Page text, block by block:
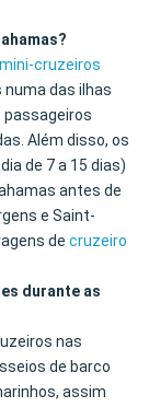
mini-cruzeiros
numa das ilhas
passageiros
Além disso, os
de 7 a 15 dias)
antes de
e Saint-
de cruzeiro
durante as
nas
de barco
assim